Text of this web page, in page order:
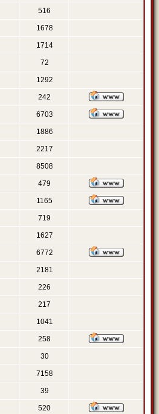
516
1678
1714
72
1292
242
6703
1886
2217
8508
479
1165
719
1627
6772
2181
226
217
1041
258
30
7158
39
520